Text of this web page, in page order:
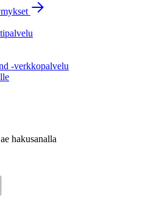
-verkkopalvelu
hakusanalla